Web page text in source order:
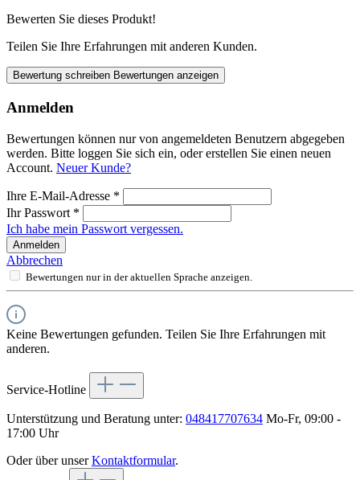
Bewerten Sie dieses Produkt!
Teilen Sie Ihre Erfahrungen mit anderen Kunden.
Bewertung schreiben Bewertungen anzeigen
Anmelden
Bewertungen können nur von angemeldeten Benutzern abgegeben
werden. Bitte loggen Sie sich ein, oder erstellen Sie einen neuen
Account. Neuer Kunde?
Ihre E-Mail-Adresse *
Ihr Passwort *
Ich habe mein Passwort vergessen.
Anmelden
Abbrechen
Bewertungen nur in der aktuellen Sprache anzeigen.
Keine Bewertungen gefunden. Teilen Sie Ihre Erfahrungen mit
anderen.
Service-Hotline
Unterstützung und Beratung unter: 048417707634 Mo-Fr, 09:00 -
17:00 Uhr
Oder über unserKontaktformular.